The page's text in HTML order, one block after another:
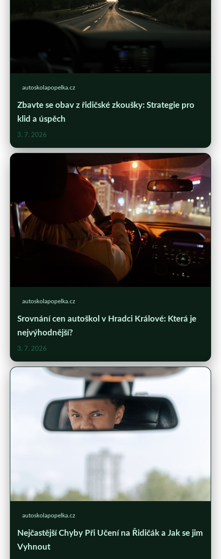
autoskolapopelka.cz
Zbavte se obav z řidičské zkoušky: Strategie pro
klid a úspěch
3. 7. 2026
autoskolapopelka.cz
Srovnání cen autoškol v Hradci Králové: Která je
nejvýhodnější?
3. 7. 2026
autoskolapopelka.cz
Nejčastější Chyby Při Učení na Řidičák a Jak se jim
Vyhnout